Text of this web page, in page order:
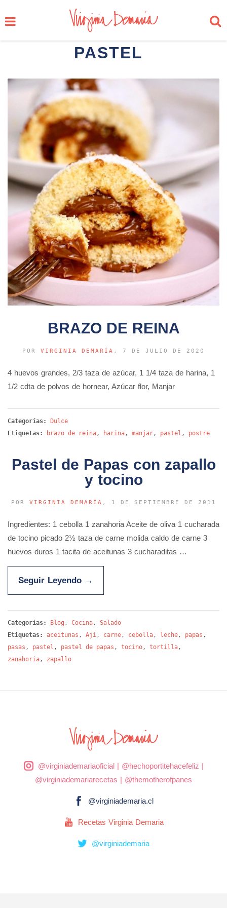
PASTEL
BRAZO DE REINA
POR VIRGINIA DEMARÍA , 7 DE JULIO DE 2020
4 huevos grandes, 2/3 taza de azúcar, 1 1/4 taza de harina, 1
1/2 cdta de polvos de hornear, Azúcar flor, Manjar
Categorías:
Dulce
Etiquetas:
brazo de reina, harina, manjar, pastel , postre
Pastel de Papas con zapallo
y tocino
POR VIRGINIA DEMARÍA , 1 DE SEPTIEMBRE DE 2011
Ingredientes: 1 cebolla 1 zanahoria Aceite de oliva 1 cucharada
de tocino picado 2½ taza de carne molida caldo de carne 3
huevos duros 1 tacita de aceitunas 3 cucharaditas …
Seguir Leyendo →
Categorías: Blog , Cocina, Salado
Etiquetas:
aceitunas , Ají, carne, cebolla, leche, papas ,
pasas , pastel , pastel de papas , tocino, tortilla,
zanahoria, zapallo
@virginiademariaoficial| @hechoportitehacefeliz |
@virginiademariarecetas | @themotherofpanes
@virginiademaria.cl
Recetas Virginia Demaria
@virginiademaria